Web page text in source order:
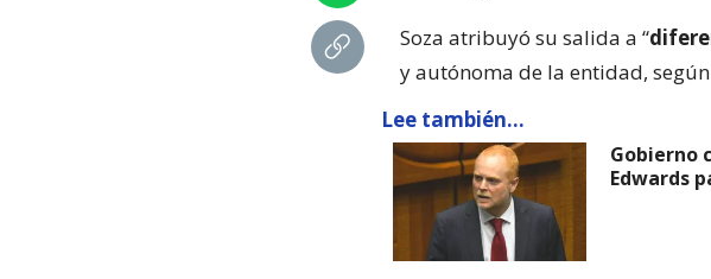
Soza atribuyó su salida a “
y autónoma de la entidad,
Lee también...
Gobierno
Edwards